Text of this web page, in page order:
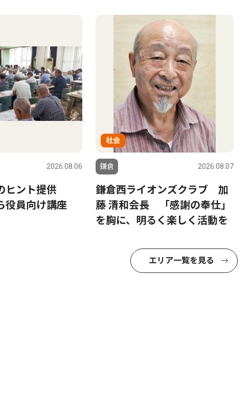
2026.08.06
ヒント提供
役員向け講座
社会
鎌倉 2026.08.07
鎌倉西ライオンズクラブ 加
藤 清和会長 「感謝の奉仕」
を胸に、明るく楽しく活動を
エリア一覧を見る